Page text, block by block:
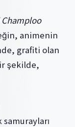
animenin
grafiti olan
şekilde,